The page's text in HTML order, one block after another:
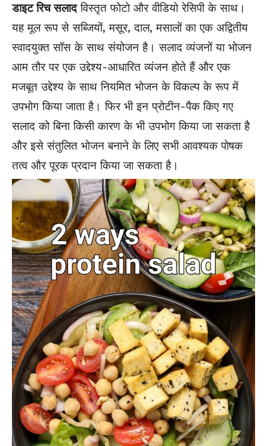
डाइट रिच सलादविस्तृत फोटो और वीडियो रेसिपी के साथ।
यह मूल रूप से सब्जियों, मसूर, दाल, मसालों का एक अद्वितीय
स्वादयुक्त सॉस के साथ संयोजन है। सलाद व्यंजनों या भोजन
आम तौर पर एक उद्देश्य-आधारित व्यंजन होते हैं और एक
मजबूत उद्देश्य के साथ नियमित भोजन के विकल्प के रूप में
उपभोग किया जाता है। फिर भी इन प्रोटीन-पैक किए गए
सलाद को बिना किसी कारण के भी उपभोग किया जा सकता है
और इसे संतुलित भोजन बनाने के लिए सभी आवश्यक पोषक
तत्व और पूरक प्रदान किया जा सकता है।